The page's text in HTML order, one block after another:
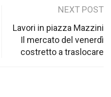
NEXT POST
Lavori in piazza Mazzini
Il mercato del venerdì
costretto a traslocare